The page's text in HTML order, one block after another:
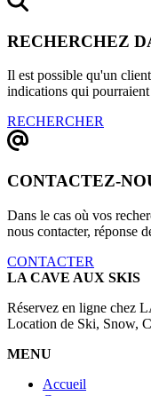
RECHERCHEZ
Il est possible qu'un
indications qui
RECHERCHER
CONTACTEZ-
Dans le cas où vos
nous contacter, réponse
CONTACTER
LA CAVE AUX SKIS
Réservez en ligne chez
Location de Ski, Snow,
MENU
Accueil